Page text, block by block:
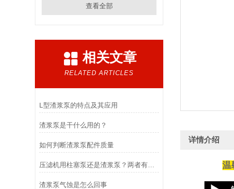
查看全部
相关文章
RELATED ARTICLES
L型渣浆泵的特点及其应用
渣浆泵是干什么用的？
如何判断渣浆泵配件质量
压滤机用柱塞泵还是渣浆泵？两者有什么区别的？
渣浆泵气蚀是怎么回事
详情介绍
温